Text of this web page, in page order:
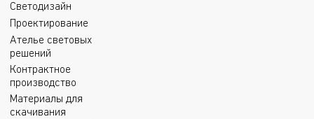
Светодизайн
Проектирование
Ателье световых
решений
Контрактное
производство
Материалы для
скачивания